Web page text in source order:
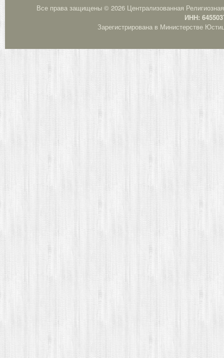
Все права защищены © 2026 Централизованная
ИНН:
Зарегистрирована в Министерстве